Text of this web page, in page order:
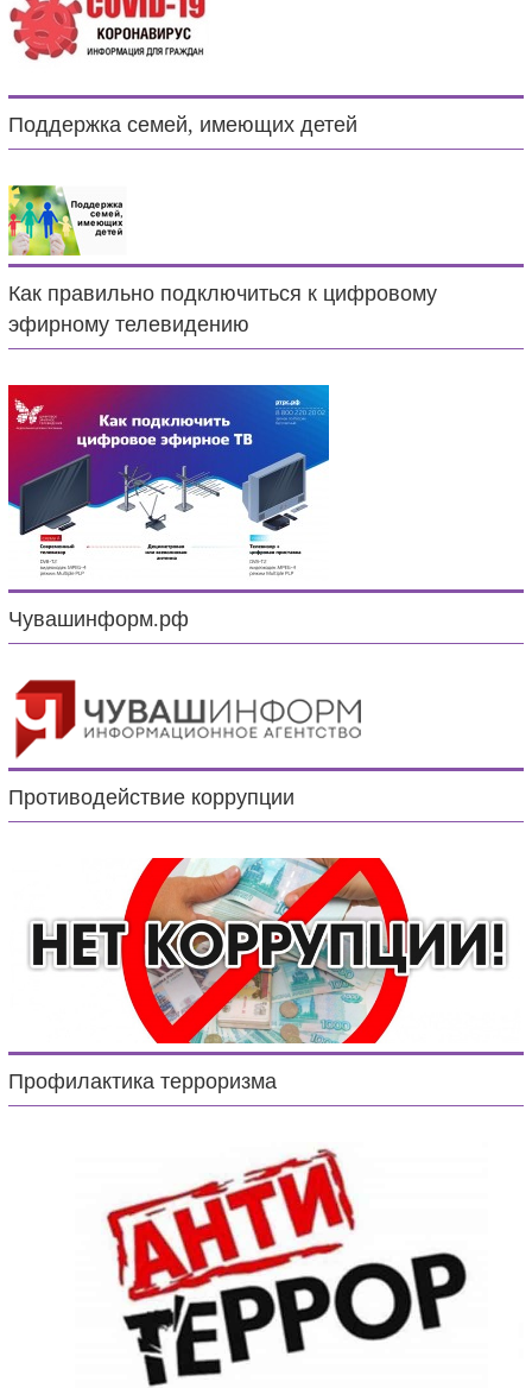
Поддержка семей, имеющих детей
Как правильно подключиться к цифровому
эфирному телевидению
Чувашинформ.рф
Противодействие коррупции
Профилактика терроризма